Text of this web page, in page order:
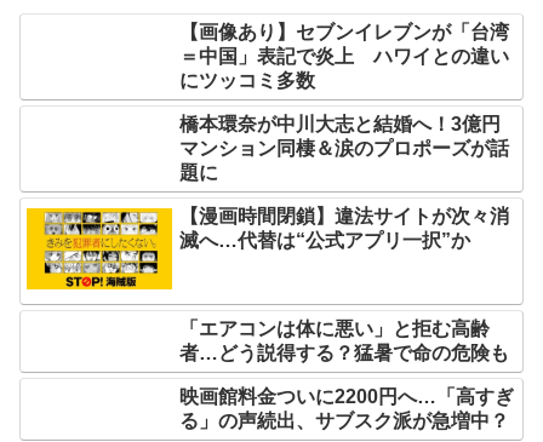
【画像あり】セブンイレブンが「台湾
＝中国」表記で炎上 ハワイとの違い
にツッコミ多数
橋本環奈が中川大志と結婚へ！3億円
マンション同棲＆涙のプロポーズが話
題に
【漫画時間閉鎖】違法サイトが次々消
滅へ…代替は“公式アプリ一択”か
「エアコンは体に悪い」と拒む高齢
者…どう説得する？猛暑で命の危険も
映画館料金ついに2200円へ…「高すぎ
る」の声続出、サブスク派が急増中？